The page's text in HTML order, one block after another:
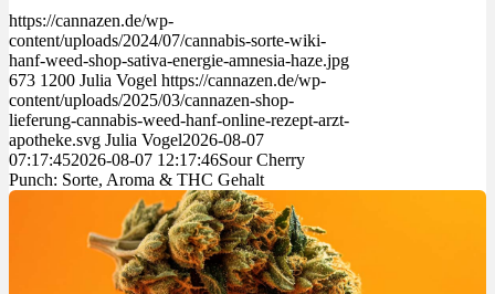
https://cannazen.de/wp-
content/uploads/2024/07/cannabis-sorte-wiki-
hanf-weed-shop-sativa-energie-amnesia-haze.jpg
673 1200 Julia Vogel https://cannazen.de/wp-
content/uploads/2025/03/cannazen-shop-
lieferung-cannabis-weed-hanf-online-rezept-arzt-
apotheke.svg Julia Vogel2026-08-07
07:17:452026-08-07 12:17:46Sour Cherry
Punch: Sorte, Aroma & THC Gehalt